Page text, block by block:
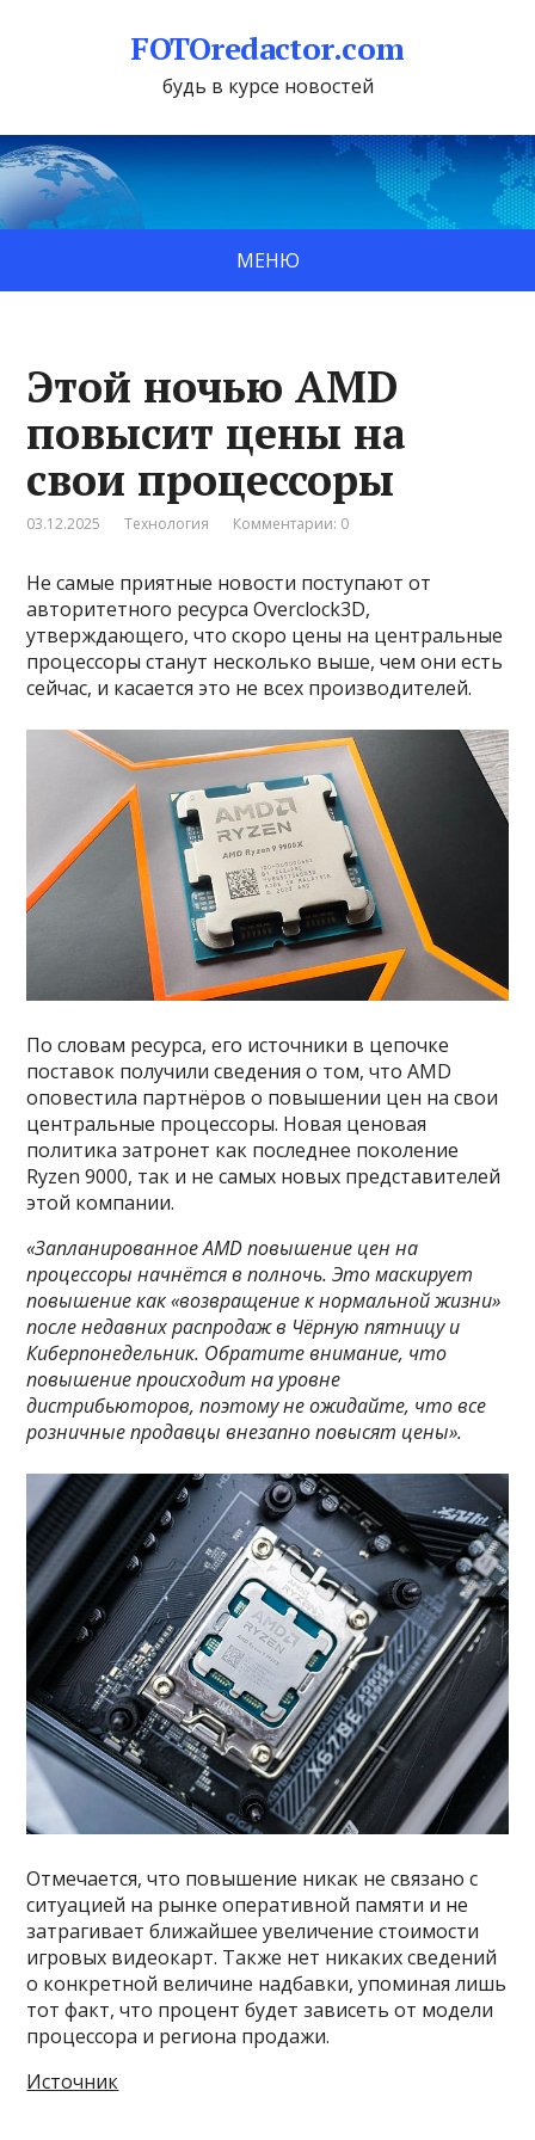
FOTOredactor.com
будь в курсе новостей
МЕНЮ
Этой ночью AMD
повысит цены на
свои процессоры
03.12.2025 Технология Комментарии: 0
Не самые приятные новости поступают от
авторитетного ресурса Overclock3D,
утверждающего, что скоро цены на центральные
процессоры станут несколько выше, чем они есть
сейчас, и касается это не всех производителей.
По словам ресурса, его источники в цепочке
поставок получили сведения о том, что AMD
оповестила партнёров о повышении цен на свои
центральные процессоры. Новая ценовая
политика затронет как последнее поколение
Ryzen 9000, так и не самых новых представителей
этой компании.
«Запланированное AMD повышение цен на
процессоры начнётся в полночь. Это маскирует
повышение как «возвращение к нормальной жизни»
после недавних распродаж в Чёрную пятницу и
Киберпонедельник. Обратите внимание, что
повышение происходит на уровне
дистрибьюторов, поэтому не ожидайте, что все
розничные продавцы внезапно повысят цены».
Отмечается, что повышение никак не связано с
ситуацией на рынке оперативной памяти и не
затрагивает ближайшее увеличение стоимости
игровых видеокарт. Также нет никаких сведений
о конкретной величине надбавки, упоминая лишь
тот факт, что процент будет зависеть от модели
процессора и региона продажи.
Источник